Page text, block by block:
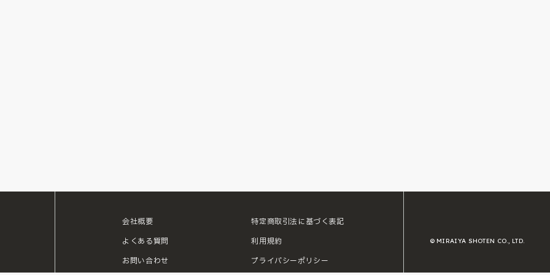
会社概要
よくある質問
お問い合わせ
特定商取引法に基づく表記
利用規約
プライバシーポリシー
© MIRAIYA SHOTEN CO., LTD.